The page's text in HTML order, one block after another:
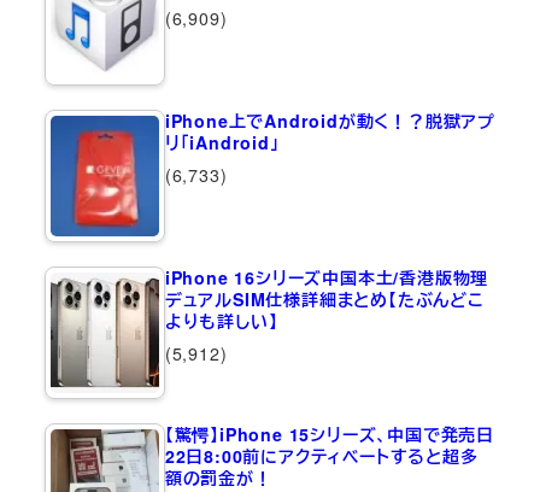
(6,909)
iPhone上でAndroidが動く！？脱獄アプ
リ「iAndroid」
(6,733)
iPhone 16シリーズ中国本土/香港版物理
デュアルSIM仕様詳細まとめ【たぶんどこ
よりも詳しい】
(5,912)
【驚愕】iPhone 15シリーズ、中国で発売日
22日8:00前にアクティベートすると超多
額の罰金が！